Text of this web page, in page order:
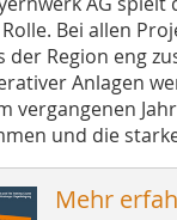
Bei allen
Region eng
Anlagen
vergangenen
und die
Mehr